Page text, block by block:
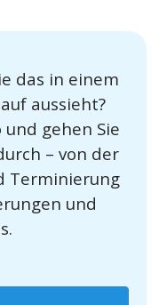
das in einem
aussieht?
und gehen Sie
– von der
Terminierung
und